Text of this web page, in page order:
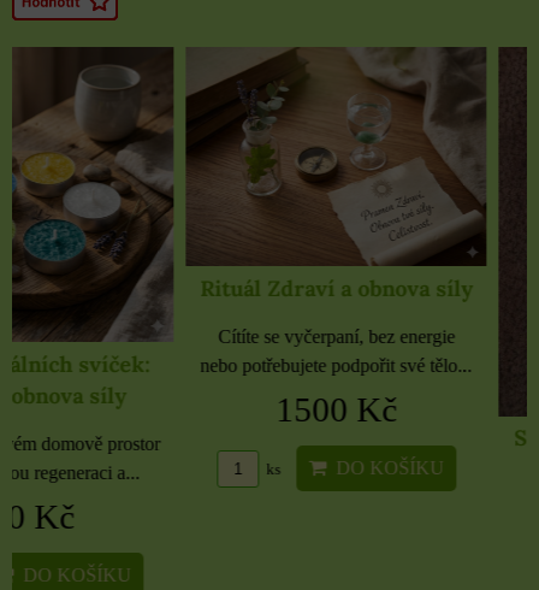
Rituál Zdraví a obnova síly
Cítíte se vyčerpaní, bez energie
nebo potřebujete podpořit své tělo...
1500 Kč
ks DO KOŠÍKU
Samolepky černé
rozbaleno